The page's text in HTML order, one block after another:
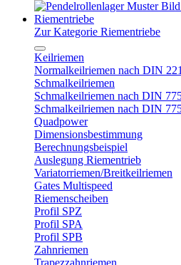
Riementriebe
Zur Kategorie Riementriebe
Keilriemen
Normalkeilriemen nach DIN
Schmalkeilriemen
Schmalkeilriemen nach DIN
Schmalkeilriemen nach DIN
Quadpower
Dimensionsbestimmung
Berechnungsbeispiel
Auslegung Riementrieb
Variatorriemen/Breitkeilriemen
Gates Multispeed
Riemenscheiben
Profil SPZ
Profil SPA
Profil SPB
Zahnriemen
Trapezzahnriemen